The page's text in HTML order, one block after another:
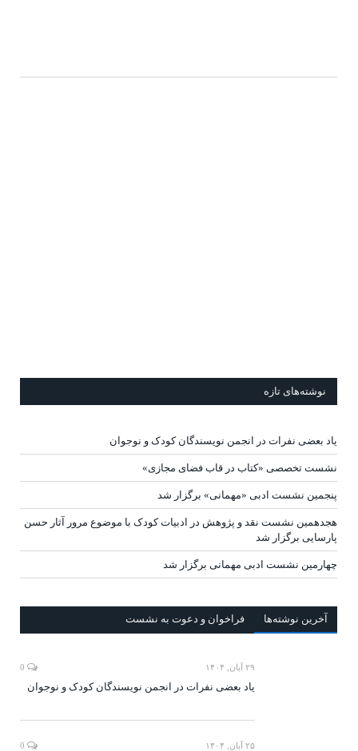
نوشته‌های تازه
یاد بعضی نفرات در انجمن نویسندگان کودک و نوجوان
نشست تخصصی «کتاب در قاب فضای مجازی»
پنجمین نشست ادبی «مهمانی» برگزار شد
هجدهمین نشست نقد و پژوهش در ادبیات کودک با موضوع مرور آثار حسن
پارسایی برگزار شد
چهارمین نشست ادبی مهمانی برگزار شد
آخرين‌ نوشته‌ها فراخوان و دعوت به نشست
۲۹ آبان, ۱۴۰۴
یاد بعضی نفرات در انجمن نویسندگان کودک و نوجوان
۲۵ آبان, ۱۴۰۴